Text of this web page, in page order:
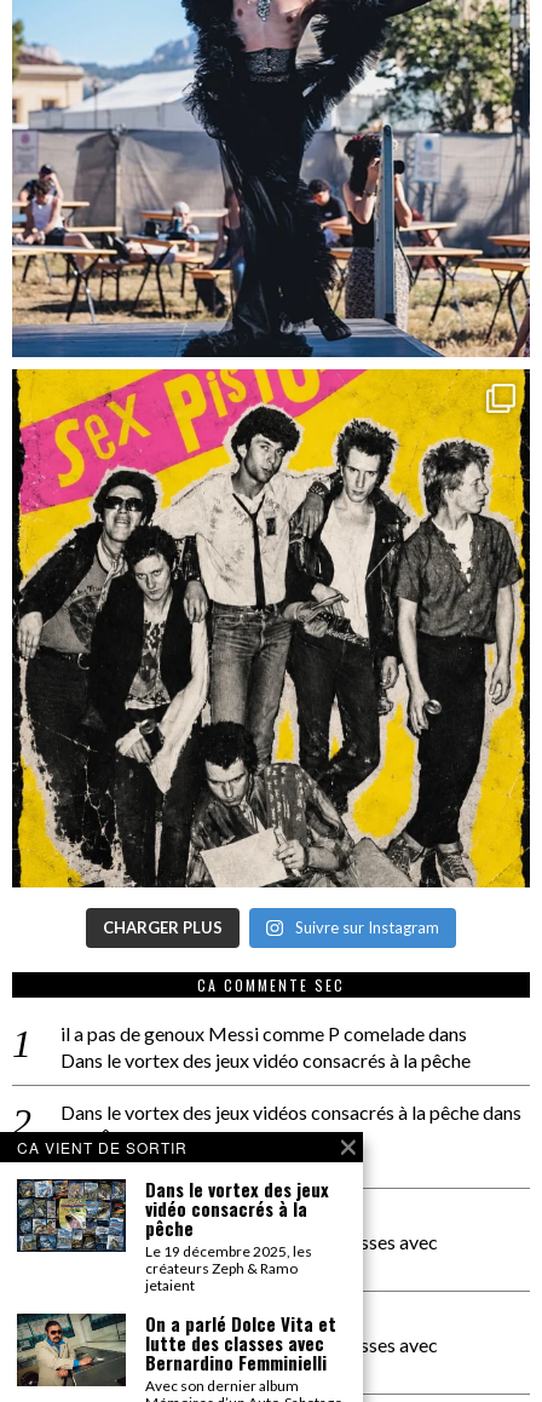
CHARGER PLUS Suivre sur Instagram
CA COMMENTE SEC
il a pas de genoux Messi comme P comeladedans
Dans le vortex des jeux vidéo consacrés à la pêche
Dans le vortex des jeux vidéos consacrés à la pêchedans
PACÔME THIELLEMENT
La séance d’Hip Gnose
La Patrie
dans
On a parlé Dolce Vita et lutte des classes avec
Bernardino Femminielli
carte noire negra à l'o tiededans
On a parlé Dolce Vita et lutte des classes avec
Bernardino Femminielli
CA VIENT DE SORTIR
Dans le vortex des jeux
vidéo consacrés à la
pêche
Le 19 décembre 2025, les
créateurs Zeph & Ramo
jetaient
On a parlé Dolce Vita et
lutte des classes avec
Bernardino Femminielli
Avec son dernier album